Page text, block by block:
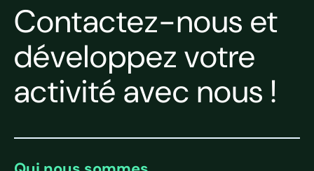
Contactez-nous et
développez votre
activité avec nous !